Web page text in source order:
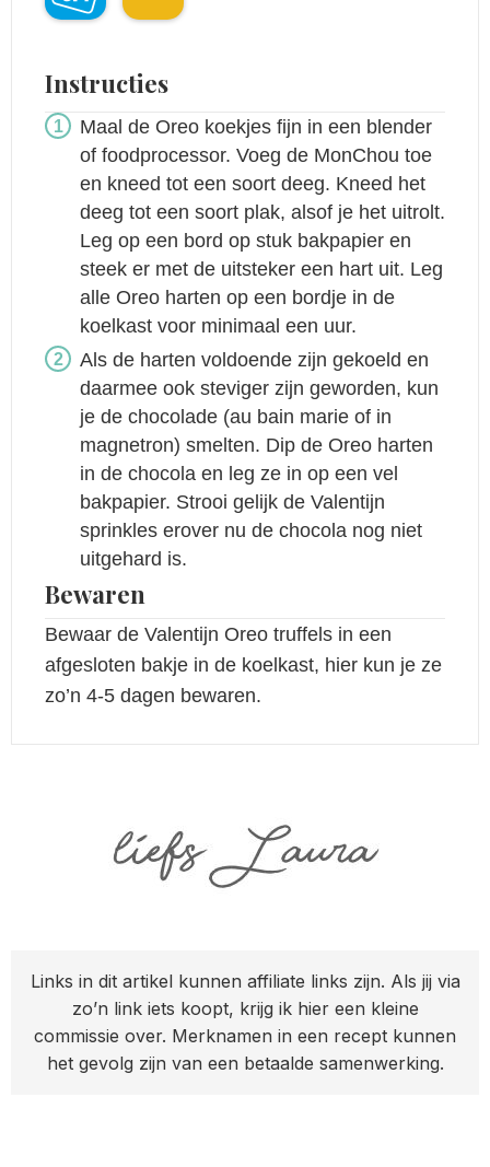
Instructies
Maal de Oreo koekjes fijn in een blender
of foodprocessor. Voeg de MonChou toe
en kneed tot een soort deeg. Kneed het
deeg tot een soort plak, alsof je het uitrolt.
Leg op een bord op stuk bakpapier en
steek er met de uitsteker een hart uit. Leg
alle Oreo harten op een bordje in de
koelkast voor minimaal een uur.
Als de harten voldoende zijn gekoeld en
daarmee ook steviger zijn geworden, kun
je de chocolade (au bain marie of in
magnetron) smelten. Dip de Oreo harten
in de chocola en leg ze in op een vel
bakpapier. Strooi gelijk de Valentijn
sprinkles erover nu de chocola nog niet
uitgehard is.
Bewaren
Bewaar de Valentijn Oreo truffels in een
afgesloten bakje in de koelkast, hier kun je ze
zo’n 4-5 dagen bewaren.
Links in dit artikel kunnen affiliate links zijn. Als jij via
zo’n link iets koopt, krijg ik hier een kleine
commissie over. Merknamen in een recept kunnen
het gevolg zijn van een betaalde samenwerking.